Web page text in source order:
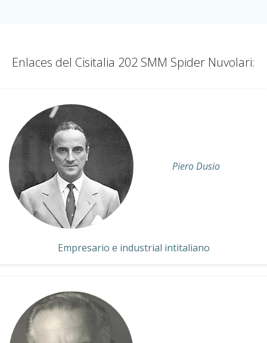
Enlaces del Cisitalia 202 SMM Spider Nuvolari:
Piero Dusio
Empresario e industrial intitaliano